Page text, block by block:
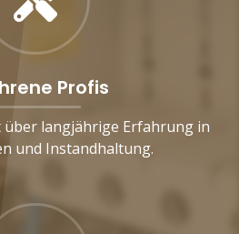
Profis
langjährige Erfahrung in
und Instandhaltung.